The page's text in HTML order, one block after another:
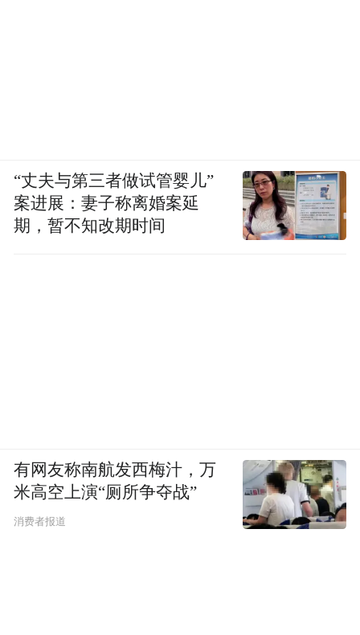
“丈夫与第三者做试管婴儿”
案进展：妻子称离婚案延
期，暂不知改期时间
有网友称南航发西梅汁，万
米高空上演“厕所争夺战”
消费者报道